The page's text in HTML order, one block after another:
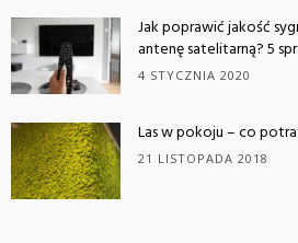
Jak poprawić jakość
antenę satelitarną? 5
4 STYCZNIA 2020
Las w pokoju – co
21 LISTOPADA 2018